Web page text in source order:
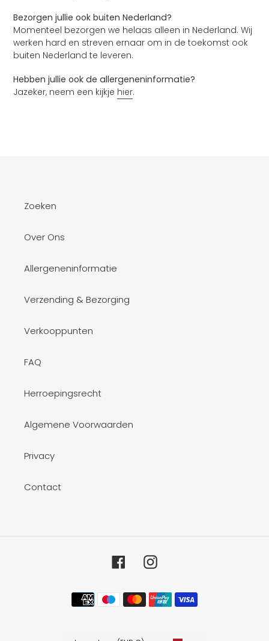
Bezorgen jullie ook buiten Nederland?
Momenteel bezorgen we helaas alleen in Nederland. Wij
werken hard en streven ernaar om in de toekomst ook
buiten Nederland te leveren.
Hebben jullie ook de allergeneninformatie?
Jazeker, neem een kijkje hier.
Zoeken
Over Ons
Allergeneninformatie
Verzending & Bezorging
Verkooppunten
FAQ
Herroepingsrecht
Algemene Voorwaarden
Privacy
Contact
FacebookInstagram
Betaalmethoden